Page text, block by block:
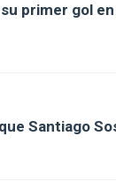
primer gol
Santiago